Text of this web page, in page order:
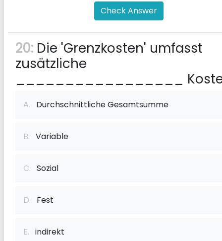
Check Answer
20: Die 'Grenzkosten' umfasst
zusätzliche
_________________
A. Durchschnittliche Gesamtsumme
B. Variable
C. Sozial
D. Fest
E. indirekt